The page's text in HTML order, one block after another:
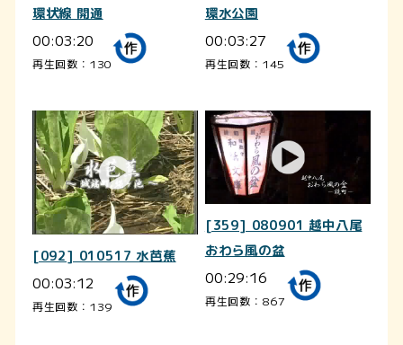
環状線 開通
00:03:20
再生回数：130
環水公園
00:03:27
再生回数：145
[092] 010517 水芭蕉
00:03:12
再生回数：139
[359] 080901 越中八尾
おわら風の盆
00:29:16
再生回数：867